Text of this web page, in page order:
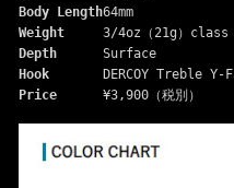
Body Length64mm
Weight
3/4oz（21g）class
Depth
Surface
Hook
DERCOY Treble Y-
Price
¥3,900（税別）